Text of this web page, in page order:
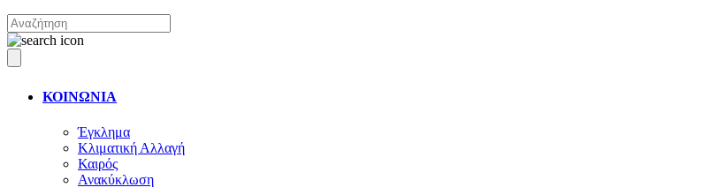
ΚΟΙΝΩΝΙΑ
Έγκλημα
Κλιματική Αλλαγή
Καιρός
Ανακύκλωση